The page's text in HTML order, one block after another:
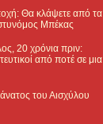
Θα κλάψετε από τα
Μπέκας
20 χρόνια πριν:
από ποτέ σε μια
του Αισχύλου